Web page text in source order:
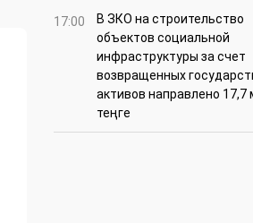
17:00
В ЗКО на строительство
объектов социальной
инфраструктуры за счет
возвращенных
активов направлено 17,7
теңге